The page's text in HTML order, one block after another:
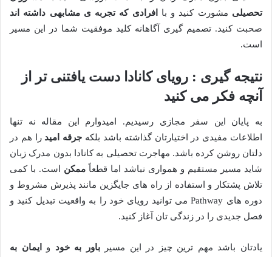
تحصیلی مشورت کنید و با
افرادی که تجربه ی مشابهی داشته اند
صحبت کنید. تصمیم گیری آگاهانه کلید موفقیت شما در این مسیر
است.
نتیجه گیری : رویای کانادا دست یافتنی تر از
آنچه فکر می کنید
به پایان این سفر مجازی رسیدیم. امیدوارم این مقاله نه تنها
اطلاعات مفیدی در اختیارتان گذاشته باشد بلکه جرقه امید را هم در
دلتان روشن کرده باشد. مهاجرت تحصیلی به کانادا بدون مدرک زبان
شاید مسیر مستقیم و همواری نباشد اما قطعاً ممکن است. با کمی
تلاش پشتکار و استفاده از راه های جایگزین مانند پذیرش مشروط و
دوره های Pathway می توانید رویای خود را به واقعیت تبدیل کنید و
فصل جدیدی را در زندگی تان آغاز کنید.
یادتان باشد مهم ترین چیز در این مسیرباور به خود و
ایمان به